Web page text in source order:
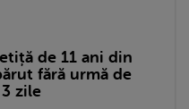
de 11 ani din
fără urmă de
zile